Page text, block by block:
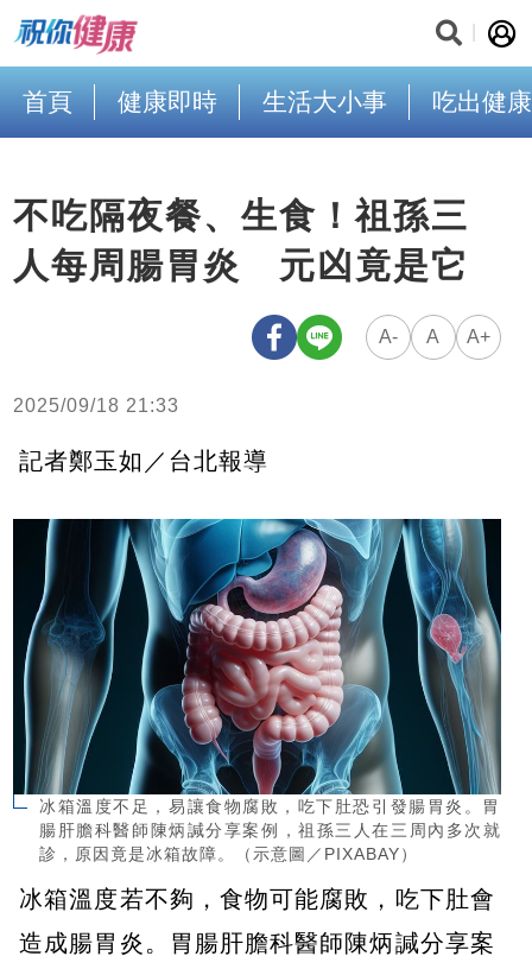
首頁 健康即時 生活大小事 吃出健康
不吃隔夜餐、生食！祖孫三
人每周腸胃炎 元凶竟是它
A- A A+
2025/09/18 21:33
記者鄭玉如／台北報導
冰箱溫度不足，易讓食物腐敗，吃下肚恐引發腸胃炎。胃
腸肝膽科醫師陳炳諴分享案例，祖孫三人在三周內多次就
診，原因竟是冰箱故障。（示意圖／PIXABAY）
冰箱溫度若不夠，食物可能腐敗，吃下肚會
造成腸胃炎。胃腸肝膽科醫師陳炳諴分享案